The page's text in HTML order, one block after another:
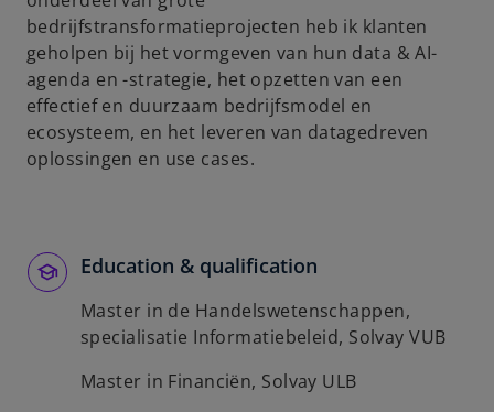
b
bedrijfstransformatieprojecten heb ik klanten
geholpen bij het vormgeven van hun data & AI-
agenda en -strategie, het opzetten van een
effectief en duurzaam bedrijfsmodel en
ecosysteem, en het leveren van datagedreven
oplossingen en use cases.
Education & qualification
Master in de Handelswetenschappen,
specialisatie Informatiebeleid, Solvay VUB
Master in Financiën, Solvay ULB